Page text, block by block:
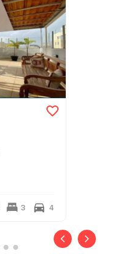
3 4